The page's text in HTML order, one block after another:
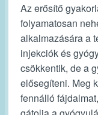
Az erősítő
folyamatosan
alkalmazására a
injekciók és
csökkentik, de a
elősegíteni. Meg
fennálló